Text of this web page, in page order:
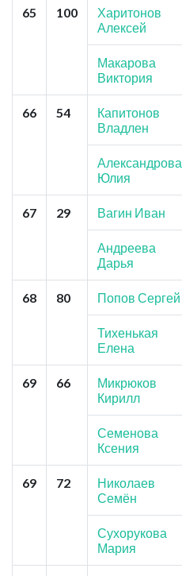
65 100
Харитонов
Алексей
Макарова
Виктория
66 54
Капитонов
Владлен
Александрова
Юлия
67 29 Вагин Иван
Андреева
Дарья
68 80 Попов Сергей
Тихенькая
Елена
69 66
Микрюков
Кирилл
Семенова
Ксения
69 72
Николаев
Семён
Сухорукова
Мария